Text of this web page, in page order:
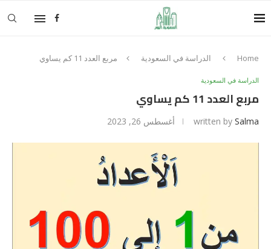
Home الدراسة في السعودية مربع العدد 11 كم يساوي
الدراسة في السعودية
مربع العدد 11 كم يساوي
written by Salma أغسطس 26, 2023